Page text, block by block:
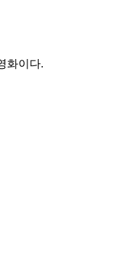
화이다.